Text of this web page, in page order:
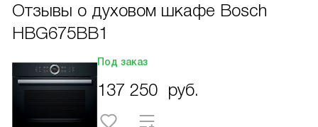
Отзывы о духовом шкафе Bosch
HBG675BB1
Под заказ
137 250 руб.